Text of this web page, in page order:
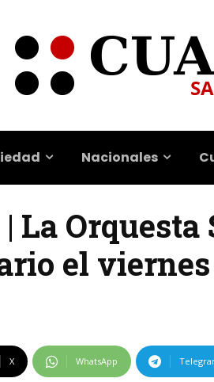
Nacionales
La
el viernes
X WhatsApp